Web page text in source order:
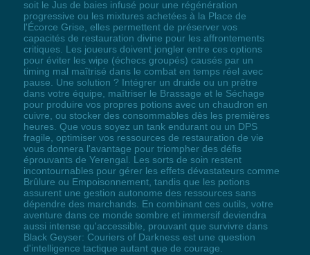
soit le Jus de baies infusé pour une régénération
progressive ou les mixtures achetées à la Place de
l'Écorce Grise, elles permettent de préserver vos
capacités de restauration divine pour les affrontements
critiques. Les joueurs doivent jongler entre ces options
pour éviter les wipe (échecs groupés) causés par un
timing mal maîtrisé dans le combat en temps réel avec
pause. Une solution ? Intégrer un druide ou un prêtre
dans votre équipe, maîtriser le Brassage et le Séchage
pour produire vos propres potions avec un chaudron en
cuivre, ou stocker des consommables dès les premières
heures. Que vous soyez un tank endurant ou un DPS
fragile, optimiser vos ressources de restauration de vie
vous donnera l'avantage pour triompher des défis
éprouvants de Yerengal. Les sorts de soin restent
incontournables pour gérer les effets dévastateurs comme
Brûlure ou Empoisonnement, tandis que les potions
assurent une gestion autonome des ressources sans
dépendre des marchands. En combinant ces outils, votre
aventure dans ce monde sombre et immersif deviendra
aussi intense qu'accessible, prouvant que survivre dans
Black Geyser: Couriers of Darkness est une question
d'intelligence tactique autant que de courage.